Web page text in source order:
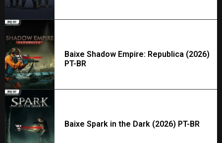
Baixe Shadow Empire: Republica (2026)
PT-BR
Baixe Spark in the Dark (2026) PT-BR